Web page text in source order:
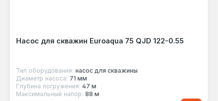
Насос для скважин Euroaqua 75 QJD 122-0.55
Тип оборудования: насос для скважины
Диаметр насоса: 71 мм
Глубина погружения: 47 м
Максимальный напор: 88 м